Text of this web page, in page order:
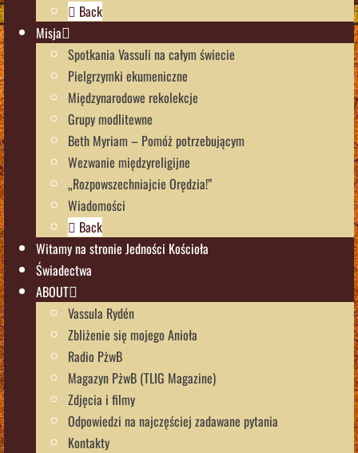
Back
Misja
Spotkania Vassuli na całym świecie
Pielgrzymki ekumeniczne
Międzynarodowe rekolekcje
Grupy modlitewne
Beth Myriam – Pomóż potrzebującym
Wezwanie międzyreligijne
„Rozpowszechniajcie Orędzia!”
Wiadomości
Back
Witamy na stronie Jedności Kościoła
Świadectwa
ABOUT
Vassula Rydén
Zbliżenie się mojego Anioła
Radio PżwB
Magazyn PżwB (TLIG Magazine)
Zdjęcia i filmy
Odpowiedzi na najczęściej zadawane pytania
Kontakty